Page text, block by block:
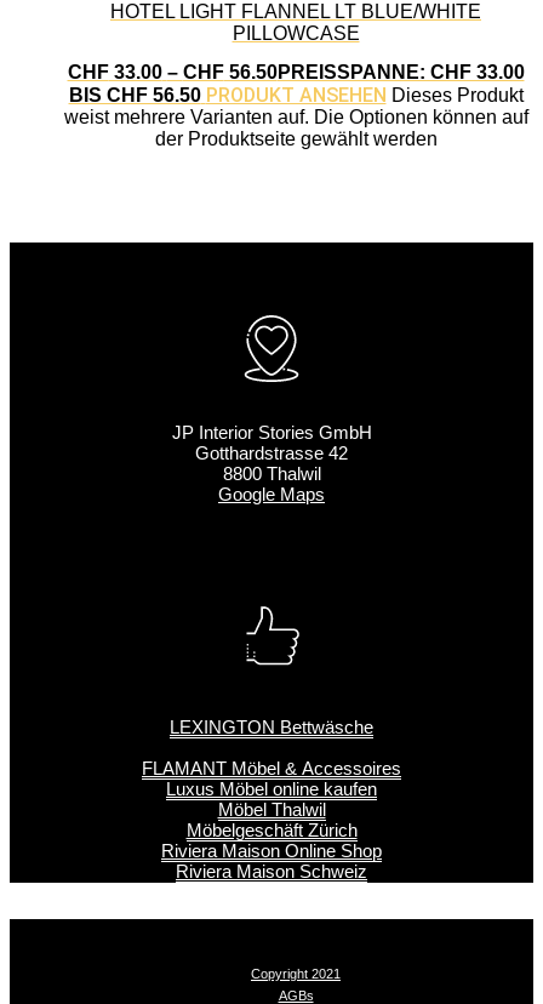
HOTEL LIGHT FLANNEL LT BLUE/WHITE
PILLOWCASE
CHF33.00 – CHF56.50PREISSPANNE: CHF 33.00
BIS CHF 56.50 PRODUKT ANSEHEN Dieses Produkt
weist mehrere Varianten auf. Die Optionen können auf
der Produktseite gewählt werden
JP Interior Stories GmbH
Gotthardstrasse 42
8800 Thalwil
Google Maps
LEXINGTON Bettwäsche
FLAMANT Möbel & Accessoires
Luxus Möbel online kaufen
Möbel Thalwil
Möbelgeschäft Zürich
Riviera Maison Online Shop
Riviera Maison Schweiz
Copyright 2021
AGBs